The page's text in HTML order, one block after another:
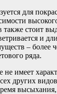
для
стоит
и
– более
ряда.
имеет
других
высыхания,